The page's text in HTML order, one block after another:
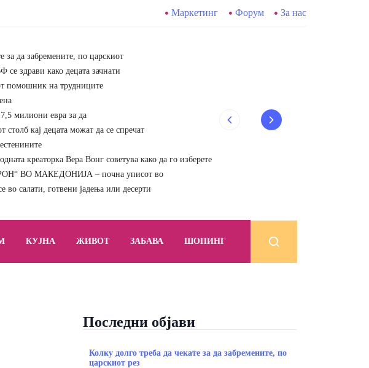
Маркетинг Форум За нас
за да забремените, по царскиот
здрави како децата зачнати
помошник на трудниците
милиони евра за да
столб кај децата можат да се спречат
креаторка Вера Вонг советува како да го изберете
ВО МАКЕДОНИЈА – почна уписот во
во салати, готвени јадења или десерти
КУЈНА ЖИВОТ ЗАБАВА ШОПИНГ
Последни објави
Колку долго треба да чекате за да забремените, по
царскиот рез